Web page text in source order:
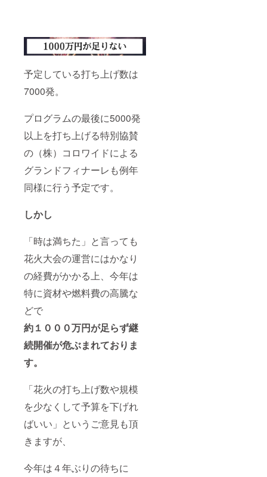
予定している打ち上げ数は
7000発。
プログラムの最後に5000発
以上を打ち上げる特別協賛
の（株）コロワイドによる
グランドフィナーレも例年
同様に行う予定です。
しかし
「時は満ちた」と言っても
花火大会の運営にはかなり
の経費がかかる上、今年は
特に資材や燃料費の高騰な
どで
約１０００万円が足らず継
続開催が危ぶまれておりま
す。
「花火の打ち上げ数や規模
を少なくして予算を下げれ
ばいい」というご意見も頂
きますが、
今年は４年ぶりの待ちに